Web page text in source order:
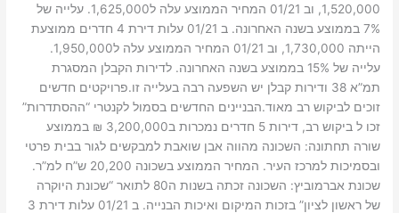
1,520,000, וב 01/21 המחיר הממוצע עלה ל1,625,000. עלייה של
7% בממוצע בשנה האחרונה. ב 01/21 עלות דירת 4 חדרים ממוצעת
הייתה 1,730,000, וב 01/21 המחיר הממוצע עלה ל1,950,000.
עלייה של 15% בממוצע בשנה האחרונה. לדירות הקבלן המסגרת
תמ”א 38 ודירות קבלן יש השפעה רבה בעלייה זו.פרויקטים חדשים
זוכים לביקוש רב מאוד.הבניינים החדשים בסמול לקנטרי “ההסתדרות”
זכו ל ביקוש רב, דירות 5 חדרים נמכרות ב3,200,000 ₪ בממוצע
שורה תחתונה: השכונה מהווה אבן שואבת למבקשים לגור בבית פרטי
ובסמיכות למרכז העיר. המחיר הממוצע בשכונה 20,200 ש”ח למ”ר.
שכונת אברמוביץ: השכונה זכתה בשנות ה80 לתואר “שכונת היוקרה
של ראשון לציון” בזכות המיקום ואיכות הבנייה. ב 01/21 עלות דירת 3